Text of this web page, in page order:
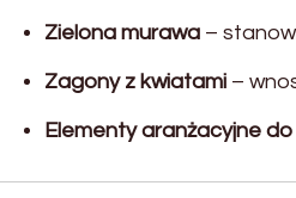
Zielona murawa –
Zagony z kwiatami –
Elementy aranżacyjne